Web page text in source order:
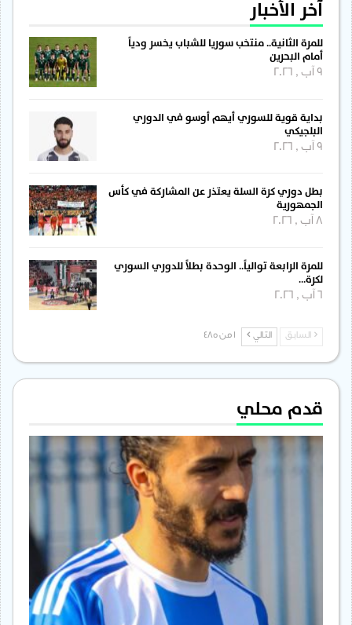
آخر الأخبار
للمرة الثانية.. منتخب سوريا للشباب يخسر ودياً
أمام البحرين
بداية قوية للسوري أيهم أوسو في الدوري
البلجيكي
بطل دوري كرة السلة يعتذر عن المشاركة في كأس
الجمهورية
للمرة الرابعة توالياً.. الوحدة بطلاً للدوري السوري
لكرة…
السابق التالي
قدم محلي